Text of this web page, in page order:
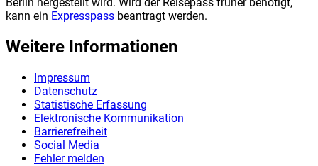
kann ein Expresspass beantragt werden.
Weitere Informationen
Impressum
Datenschutz
Statistische Erfassung
Elektronische Kommunikation
Barrierefreiheit
Social Media
Fehler melden